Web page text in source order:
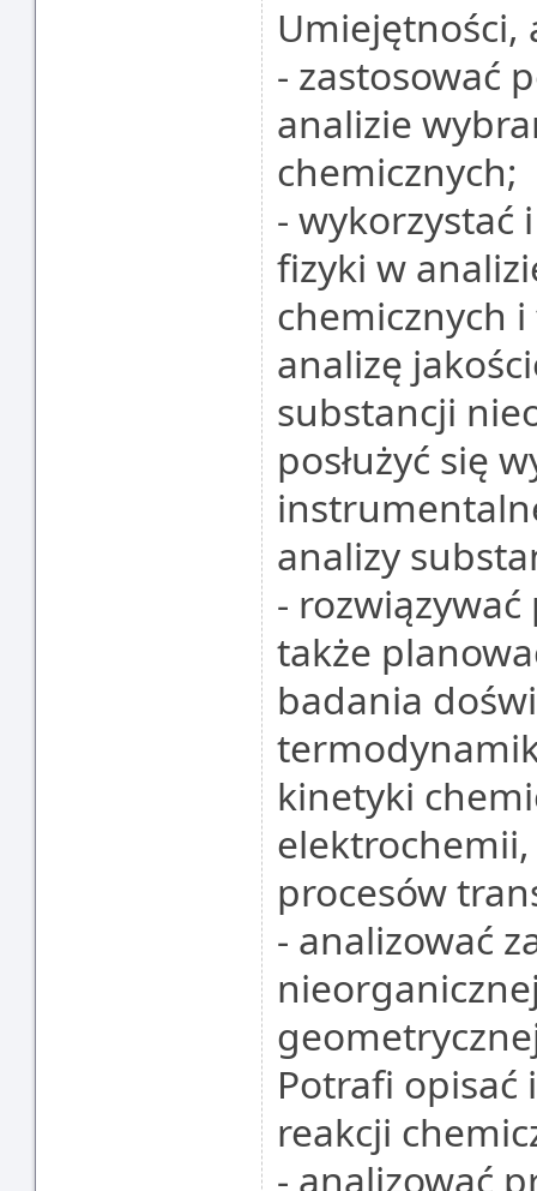
- zastosować
analizie
chemicznych;
- wykorzystać
fizyki w
chemicznych
analizę
substancji
posłużyć się
analizy
-
także
badania
kinetyki
procesów
- analizować
Potrafi opisać
reakcji
- analizować